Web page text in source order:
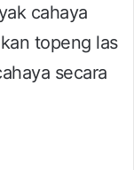
cahaya
topeng las
secara